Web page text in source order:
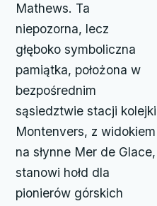
Mathews. Ta
niepozorna, lecz
głęboko symboliczna
pamiątka, położona w
bezpośrednim
sąsiedztwie stacji kolejki
Montenvers, z widokiem
na słynne Mer de Glace,
stanowi hołd dla
pionierów górskich